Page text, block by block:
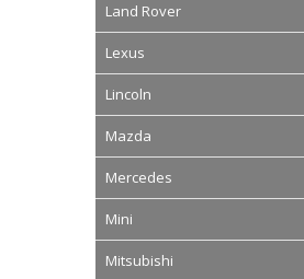
Land Rover
Lexus
Lincoln
Mazda
Mercedes
Mini
Mitsubishi